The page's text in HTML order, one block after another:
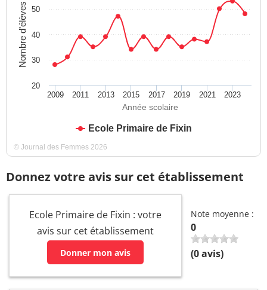
Année scolaire
Nombre d'élèves
Ecole Primaire de Fixin
2009 2011 2013 2015 2017 2019 2021 2023
20
30
40
50
© Journal des Femmes 2026
Donnez votre avis sur cet établissement
Ecole Primaire de Fixin : votre
avis sur cet établissement
Donner mon avis
Note moyenne :
0
(0avis)